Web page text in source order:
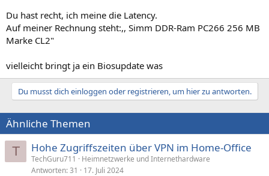
Du hast recht, ich meine die Latency.
Auf meiner Rechnung steht:,, Simm DDR-Ram PC266 256 MB
Marke CL2"
vielleicht bringt ja ein Biosupdate was
Du musst dich einloggen oder registrieren, um hier zu antworten.
Ähnliche Themen
T Hohe Zugriffszeiten über VPN im Home-Office
TechGuru711
Heimnetzwerke und Internethardware
Antworten 31 17. Juli 2024